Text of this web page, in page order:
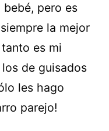
bebé, pero es
la mejor
es mi
de guisados
les hago
parejo!